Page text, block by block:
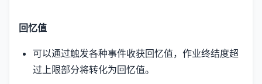
回忆值
可以通过触发各种事件收获回忆值，作业终结度超
过上限部分将转化为回忆值。